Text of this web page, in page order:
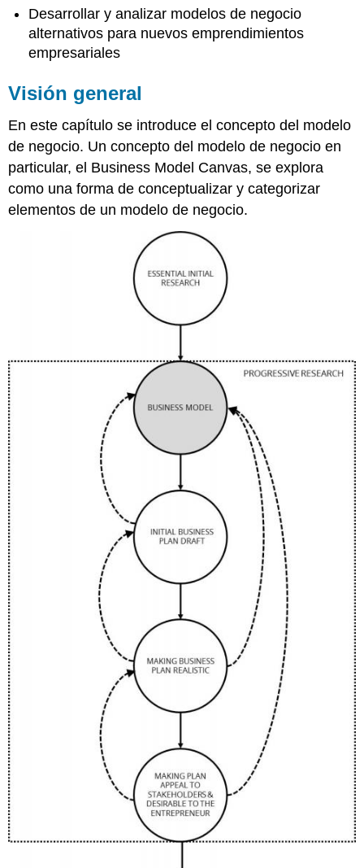
El
lienzo
modelo
negocio
del
Capítulo
Desarrollar y analizar modelos de negocio
alternativos para nuevos emprendimientos
empresariales
Visión general
En este capítulo se introduce el concepto del modelo
de negocio. Un concepto del modelo de negocio en
particular, el Business Model Canvas, se explora
como una forma de conceptualizar y categorizar
elementos de un modelo de negocio.